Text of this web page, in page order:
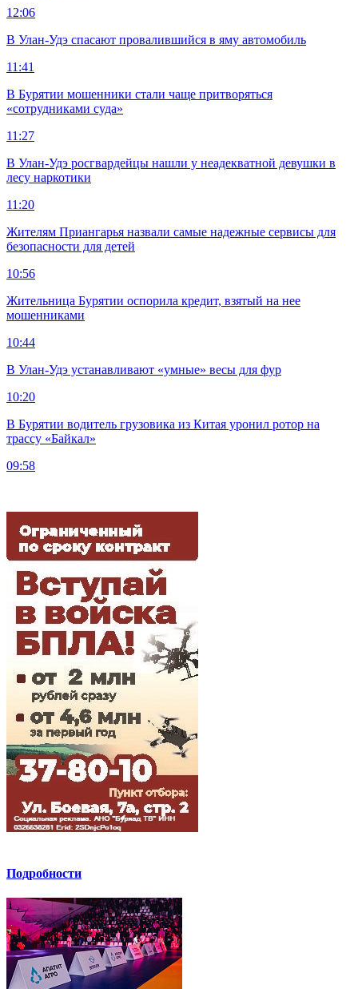
12:06
В Улан-Удэ спасают провалившийся в яму автомобиль
11:41
В Бурятии мошенники стали чаще притворяться
«сотрудниками суда»
11:27
В Улан-Удэ росгвардейцы нашли у неадекватной девушки в
лесу наркотики
11:20
Жителям Приангарья назвали самые надежные сервисы для
безопасности для детей
10:56
Жительница Бурятии оспорила кредит, взятый на нее
мошенниками
10:44
В Улан-Удэ устанавливают «умные» весы для фур
10:20
В Бурятии водитель грузовика из Китая уронил ротор на
трассу «Байкал»
09:58
Подробности